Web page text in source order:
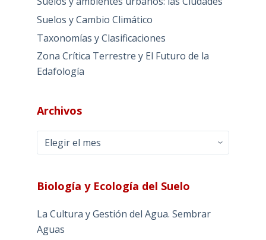
Suelos y Cambio Climático
Taxonomías y Clasificaciones
Zona Crítica Terrestre y El Futuro de la
Edafología
Archivos
Archivos
Biología y Ecología del Suelo
La Cultura y Gestión del Agua. Sembrar
Aguas